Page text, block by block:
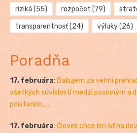
riziká (55) rozpočet (79)
transparentnosť(24) výluky(26)
Poradňa
17. februára: Ďakujem za veľmi
všetkých súvislostí medzi povinným a
poistením......
17. februára: Človek chce len ísť na